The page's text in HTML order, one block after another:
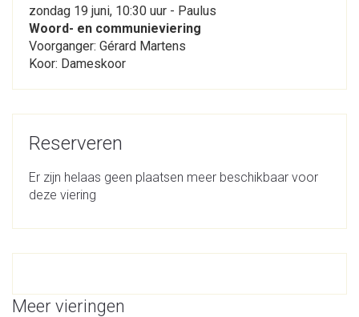
zondag 19 juni, 10:30 uur - Paulus
Woord- en communieviering
Voorganger: Gérard Martens
Koor: Dameskoor
Reserveren
Er zijn helaas geen plaatsen meer beschikbaar voor
deze viering
Meer vieringen